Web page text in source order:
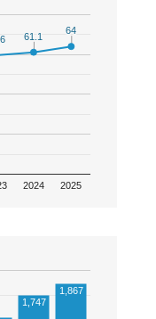
2024 2025
61.1
61.1
64
64
1,747
1,867